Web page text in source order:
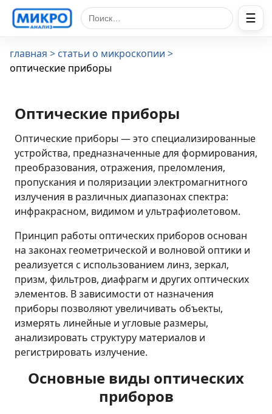
Поиск по сайту ☰
главная
статьи о микроскопии
оптические приборы
Оптические приборы
Оптические приборы — это специализированные
устройства, предназначенные для формирования,
преобразования, отражения, преломления,
пропускания и поляризации электромагнитного
излучения в различных диапазонах спектра:
инфракрасном, видимом и ультрафиолетовом.
Принцип работы оптических приборов основан
на законах геометрической и волновой оптики и
реализуется с использованием линз, зеркал,
призм, фильтров, диафрагм и других оптических
элементов. В зависимости от назначения
приборы позволяют увеличивать объекты,
измерять линейные и угловые размеры,
анализировать структуру материалов и
регистрировать излучение.
Основные виды оптических
приборов